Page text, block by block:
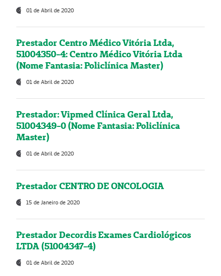
01 de Abril de 2020
Prestador Centro Médico Vitória Ltda,
51004350-4: Centro Médico Vitória Ltda
(Nome Fantasia: Policlínica Master)
01 de Abril de 2020
Prestador: Vipmed Clínica Geral Ltda,
51004349-0 (Nome Fantasia: Policlínica
Master)
01 de Abril de 2020
Prestador CENTRO DE ONCOLOGIA
15 de Janeiro de 2020
Prestador Decordis Exames Cardiológicos
LTDA (51004347-4)
01 de Abril de 2020